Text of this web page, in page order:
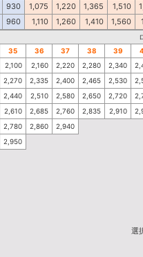
930 1,075 1,220 1,365 1,510
960 1,110 1,260 1,410 1,560
35 36 37 38 39
2,100 2,160 2,220 2,280 2,340
2,270 2,335 2,400 2,465 2,530
2,440 2,510 2,580 2,650 2,720
2,610 2,685 2,760 2,835 2,910
2,780 2,860
2,940
2,950
選